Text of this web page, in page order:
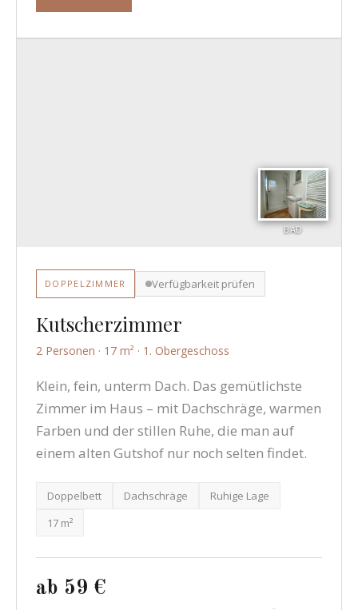
BAD
DOPPELZIMMER Verfügbarkeit prüfen
Kutscherzimmer
2 Personen · 17 m² · 1. Obergeschoss
Klein, fein, unterm Dach. Das gemütlichste
Zimmer im Haus – mit Dachschräge, warmen
Farben und der stillen Ruhe, die man auf
einem alten Gutshof nur noch selten findet.
Doppelbett Dachschräge
Ruhige Lage
17 m²
ab 59 €